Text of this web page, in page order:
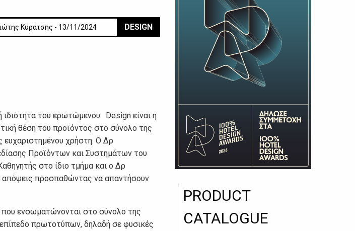
Κυράτσης - 13/11/2024 DESIGN
του ερωτώμενου. Design είναι η
θέση του προϊόντος στο σύνολο της
ευχαριστημένου χρήστη. Ο Δρ
Προϊόντων και Συστημάτων του
στο ίδιο τμήμα και ο Δρ
απόψεις προσπαθώντας να απαντήσουν
που ενσωματώνονται στο σύνολο της
πρωτοτύπων, δηλαδή σε φυσικές
PRODUCT
CATALOGUE